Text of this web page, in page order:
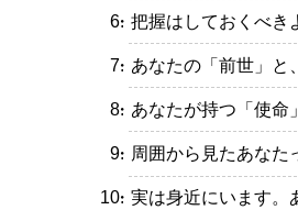
・把握はしておくべき
・あなたの「前世」と
・あなたが持つ「使命
・周囲から見たあなた
・実は身近にいます。